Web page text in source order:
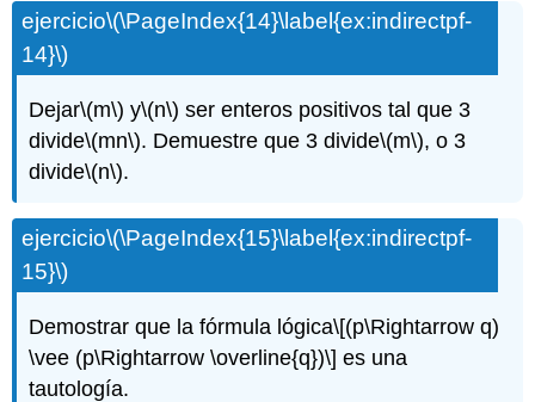
ejercicio\(\PageIndex{14}\label{ex:indirectpf-
14}\)
Dejar\(m\) y\(n\) ser enteros positivos tal que 3
divide\(mn\). Demuestre que 3 divide\(m\), o 3
divide\(n\).
ejercicio\(\PageIndex{15}\label{ex:indirectpf-
15}\)
Demostrar que la fórmula lógica\[(p\Rightarrow q)
\vee (p\Rightarrow \overline{q})\] es una
tautología.